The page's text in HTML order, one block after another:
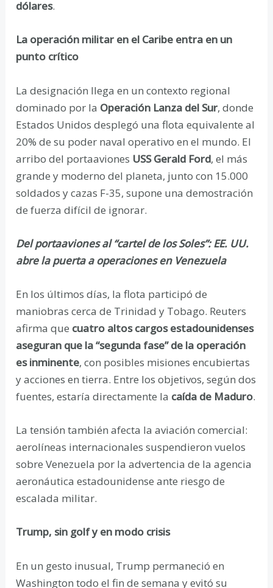
dólares.
La operación militar en el Caribe entra en un
punto crítico
La designación llega en un contexto regional
dominado por la Operación Lanza del Sur, donde
Estados Unidos desplegó una flota equivalente al
20% de su poder naval operativo en el mundo. El
arribo del portaaviones USS Gerald Ford, el más
grande y moderno del planeta, junto con 15.000
soldados y cazas F-35, supone una demostración
de fuerza difícil de ignorar.
Del portaaviones al “cartel de los Soles”: EE. UU.
abre la puerta a operaciones en Venezuela
En los últimos días, la flota participó de
maniobras cerca de Trinidad y Tobago. Reuters
afirma que cuatro altos cargos estadounidenses
aseguran que la “segunda fase” de la operación
es inminente, con posibles misiones encubiertas
y acciones en tierra. Entre los objetivos, según dos
fuentes, estaría directamente la caída de Maduro.
La tensión también afecta la aviación comercial:
aerolíneas internacionales suspendieron vuelos
sobre Venezuela por la advertencia de la agencia
aeronáutica estadounidense ante riesgo de
escalada militar.
Trump, sin golf y en modo crisis
En un gesto inusual, Trump permaneció en
Washington todo el fin de semana y evitó su